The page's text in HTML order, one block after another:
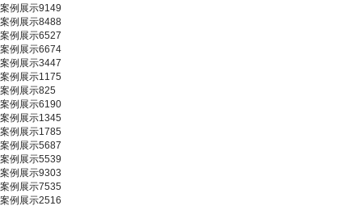
案例展示9149
案例展示8488
案例展示6527
案例展示6674
案例展示3447
案例展示1175
案例展示825
案例展示6190
案例展示1345
案例展示1785
案例展示5687
案例展示5539
案例展示9303
案例展示7535
案例展示2516